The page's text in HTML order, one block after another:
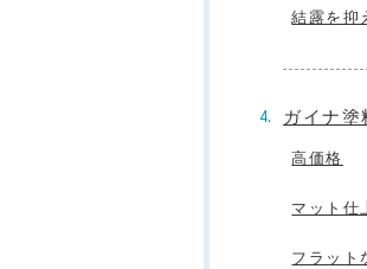
結露を抑
ガイナ塗
高価格
マット仕
フラット